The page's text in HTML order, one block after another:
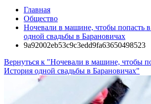
Главная
Общество
Ночевали в машине, чтобы попасть
одной свадьбы в Барановичах
9a92002eb53c9c3edd9fa63650498523
Вернуться к "Ночевали в машине, чтобы
История одной свадьбы в Барановичах"